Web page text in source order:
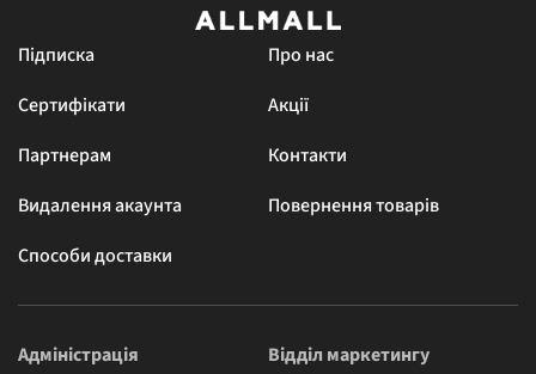
Підписка
Про нас
Сертифікати
Акції
Партнерам
Контакти
Видалення акаунта
Повернення товарів
Способи доставки
Адміністрація Відділ маркетингу